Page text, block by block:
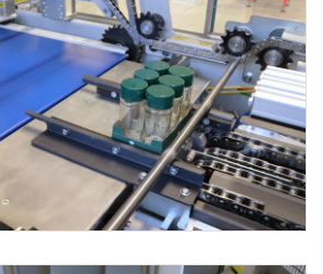
ARX-T + WPS 280R-T
with tray-inserting device + wrap-
- spices - film wrapping zone
Serie XP-Serie WPS-Product-turning
film-Bandeja wrap-around-Frascos de
en conserva-3x2 packs-5x2 packs